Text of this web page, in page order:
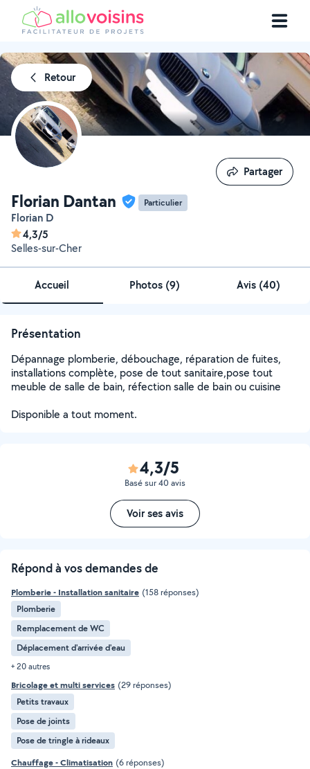
Retour
Florian Dantan Particulier
Florian D
4,3/5
Selles-sur-Cher
Partager
Partager
Accueil Photos (9) Avis (40)
Présentation
Dépannage plomberie, débouchage, réparation de fuites,
installations complète, pose de tout sanitaire,pose tout
meuble de salle de bain, réfection salle de bain ou cuisine
Disponible a tout moment.
4,3/5
Basé sur 40 avis
Voir ses avis
Répond à vos demandes de
Plomberie - Installation sanitaire (158 réponses)
Plomberie
Remplacement de WC
Déplacement d'arrivée d'eau
+ 20 autres
Bricolage et multi services (29 réponses)
Petits travaux
Pose de joints
Pose de tringle à rideaux
Chauffage - Climatisation (6 réponses)